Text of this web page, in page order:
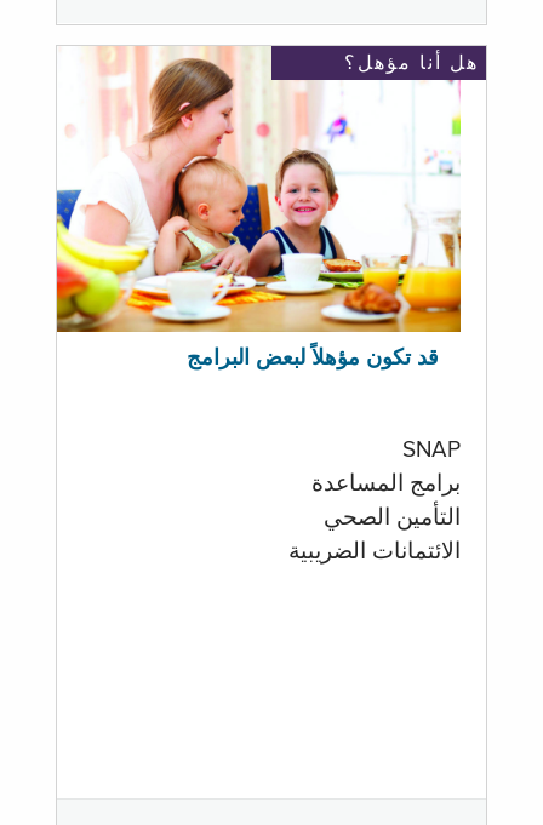
هل أنا مؤهل؟
قد تكون مؤهلاً لبعض البرامج
SNAP
برامج المساعدة
التأمين الصحي
الائتمانات الضريبية